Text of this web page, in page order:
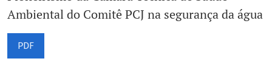
Ambiental do Comitê PCJ na segurança da água
PDF